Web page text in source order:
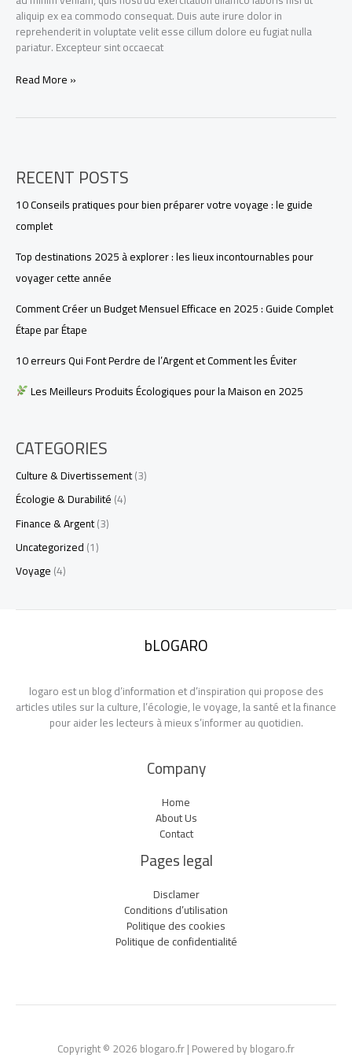
aliquip ex ea commodo consequat. Duis aute irure dolor in
reprehenderit in voluptate velit esse cillum dolore eu fugiat nulla
pariatur. Excepteur sint occaecat
Read More »
RECENT POSTS
10 Conseils pratiques pour bien préparer votre voyage : le guide
complet
Top destinations 2025 à explorer : les lieux incontournables pour
voyager cette année
Comment Créer un Budget Mensuel Efficace en 2025 : Guide Complet
Étape par Étape
10 erreurs Qui Font Perdre de l’Argent et Comment les Éviter
Les Meilleurs Produits Écologiques pour la Maison en 2025
CATEGORIES
Culture & Divertissement(3)
Écologie & Durabilité(4)
Finance & Argent(3)
Uncategorized(1)
Voyage(4)
bLOGARO
logaro est un blog d’information et d’inspiration qui propose des
articles utiles sur la culture, l’écologie, le voyage, la santé et la finance
pour aider les lecteurs à mieux s’informer au quotidien.
Company
Home
About Us
Contact
Pages legal
Disclamer
Conditions d’utilisation
Politique des cookies
Politique de confidentialité
Copyright © 2026 blogaro.fr | Powered by blogaro.fr